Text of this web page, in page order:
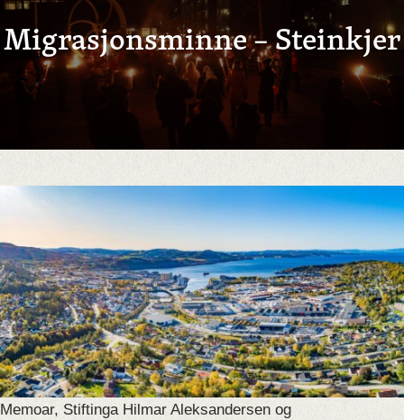
Migrasjonsminne – Steinkjer
Memoar, Stiftinga Hilmar Aleksandersen og